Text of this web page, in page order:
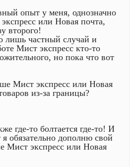
опыт у меня, однозначно
или Новая почта,
второго!
лишь частный случай и
Мист экспресс кто-то
но пока что вот
Мист экспресс или Новая
из-за границы?
где-то болтается где-то! И
я обязательно дополню свой
Мист экспресс или Новая